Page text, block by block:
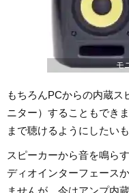
モ
もちろんPCからの内蔵ス
ニター）することもでき
まで聴けるようにしたいも
スピーカーから音を鳴ら
ディオインターフェース
ませんが、今はアンプ内